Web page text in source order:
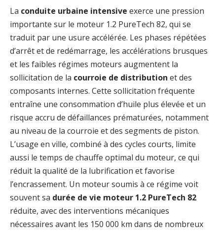
La conduite urbaine intensive exerce une pression
importante sur le moteur 1.2 PureTech 82, qui se
traduit par une usure accélérée. Les phases répétées
d’arrêt et de redémarrage, les accélérations brusques
et les faibles régimes moteurs augmentent la
sollicitation de la courroie de distribution et des
composants internes. Cette sollicitation fréquente
entraîne une consommation d’huile plus élevée et un
risque accru de défaillances prématurées, notamment
au niveau de la courroie et des segments de piston.
L’usage en ville, combiné à des cycles courts, limite
aussi le temps de chauffe optimal du moteur, ce qui
réduit la qualité de la lubrification et favorise
l’encrassement. Un moteur soumis à ce régime voit
souvent sa durée de vie moteur 1.2 PureTech 82
réduite, avec des interventions mécaniques
nécessaires avant les 150 000 km dans de nombreux